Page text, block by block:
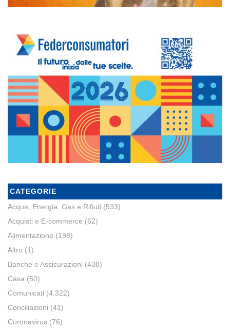
CATEGORIE
Acqua, Energia, Gas e Rifiuti (533)
Acquisti e E-commerce (62)
Alimentazione (198)
Altro (1)
Banche e Assicurazioni (438)
Casa (50)
Comunicati (4.322)
Conciliazioni (41)
Coronavirus (76)